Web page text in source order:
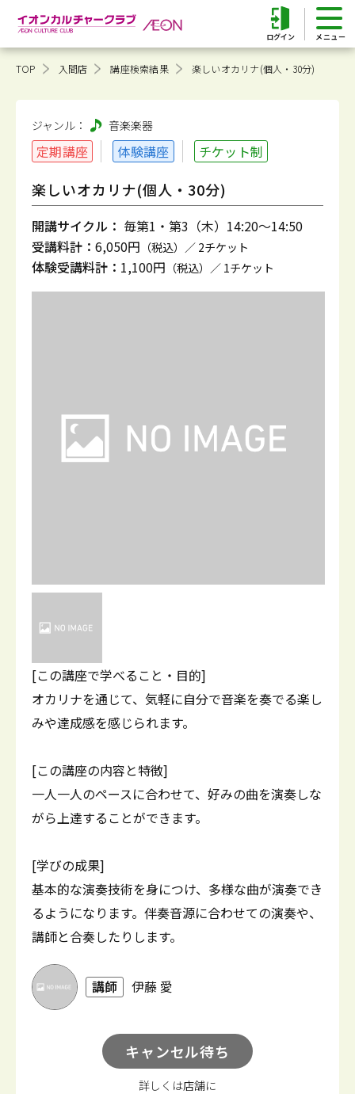
ログイン
TOP 入間店 講座検索結果 楽しいオカリナ(個人・30分)
ジャンル： 音楽楽器
定期講座 体験講座 チケット制
楽しいオカリナ(個人・30分)
開講サイクル： 毎第1・第3（木）14:20～14:50
受講料計： 6,050円 （税込）／ 2チケット
体験受講料計： 1,100円 （税込）／ 1チケット
[この講座で学べること・目的]
オカリナを通じて、気軽に自分で音楽を奏でる楽し
みや達成感を感じられます。
[この講座の内容と特徴]
一人一人のペースに合わせて、好みの曲を演奏しな
がら上達することができます。
[学びの成果]
基本的な演奏技術を身につけ、多様な曲が演奏でき
るようになります。伴奏音源に合わせての演奏や、
講師と合奏したりします。
講師 伊藤 愛
キャンセル待ち
詳しくは店舗に